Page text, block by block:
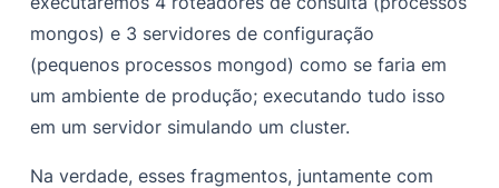
mongos) e 3 servidores de configuração
(pequenos processos mongod) como se faria em
um ambiente de produção; executando tudo isso
em um servidor simulando um cluster.
Na verdade, esses fragmentos, juntamente com